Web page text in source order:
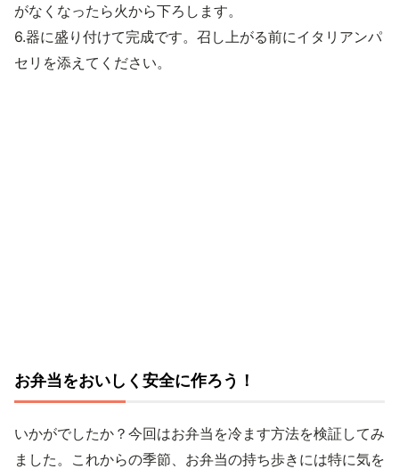
がなくなったら火から下ろします。
6.器に盛り付けて完成です。召し上がる前にイタリアンパ
セリを添えてください。
お弁当をおいしく安全に作ろう！
いかがでしたか？今回はお弁当を冷ます方法を検証してみ
ました。これからの季節、お弁当の持ち歩きには特に気を